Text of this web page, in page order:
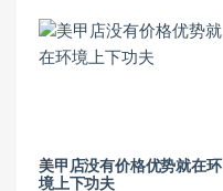
美甲店没有价格优势就在环
境上下功夫